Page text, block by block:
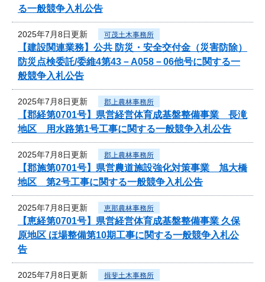
る一般競争入札公告
2025年7月8日更新 可茂土木事務所
【建設関連業務】公共 防災・安全交付金（災害防除）
防災点検委託/委維4第43－A058－06他号に関する一
般競争入札公告
2025年7月8日更新 郡上農林事務所
【郡経第0701号】県営経営体育成基盤整備事業 長滝
地区 用水路第1号工事に関する一般競争入札公告
2025年7月8日更新 郡上農林事務所
【郡施第0701号】県営農道施設強化対策事業 旭大橋
地区 第2号工事に関する一般競争入札公告
2025年7月8日更新 恵那農林事務所
【恵経第0701号】県営経営体育成基盤整備事業 久保
原地区 ほ場整備第10期工事に関する一般競争入札公
告
2025年7月8日更新 揖斐土木事務所